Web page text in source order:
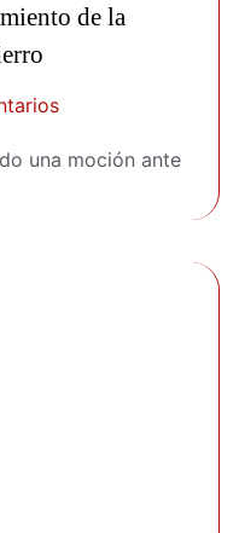
de la
una moción ante